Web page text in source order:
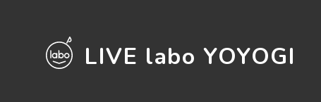
LIVE labo YOYOGI